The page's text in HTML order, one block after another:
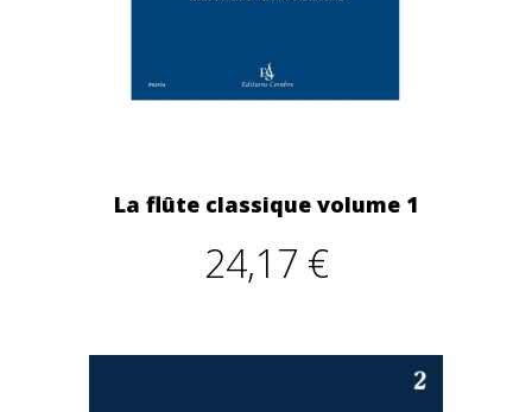
La flûte classique volume 1
24,17 €